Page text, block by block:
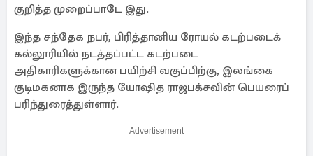
குறித்த முறைப்பாடே இது.
இந்த சந்தேக நபர், பிரித்தானிய ரோயல் கடற்படைக்
கல்லூரியில் நடத்தப்பட்ட கடற்படை
அதிகாரிகளுக்கான பயிற்சி வகுப்பிற்கு, இலங்கை
குடிமகனாக இருந்த யோஷித ராஜபக்சவின் பெயரைப்
பரிந்துரைத்துள்ளார்.
Advertisement